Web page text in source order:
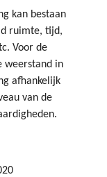
kan bestaan
ruimte, tijd,
Voor de
weerstand in
afhankelijk
van de